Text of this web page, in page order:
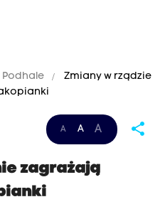
Podhale
Zmiany w rządzie
A A A share
zagrażają